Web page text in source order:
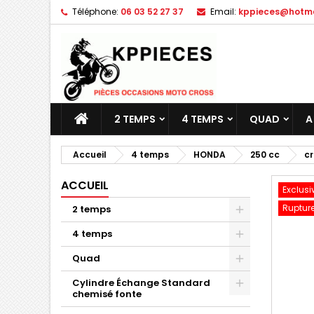
Téléphone: 06 03 52 27 37 Email:
2 TEMPS 4 TEMPS QUAD
Accueil 4 temps HONDA 250 cc
ACCUEIL
2 temps
4 temps
Quad
Cylindre Échange Standard
chemisé fonte